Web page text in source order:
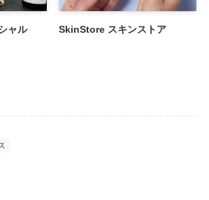
ャル SkinStore スキンストア